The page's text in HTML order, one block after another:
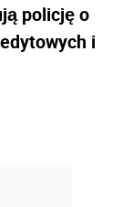
policję o
i